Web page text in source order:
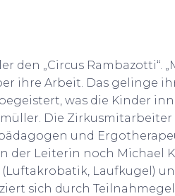
den „Circus Rambazotti“.
ihre Arbeit. Das gelinge
was die Kinder
Die
und
der Leiterin noch Michael
(Luftakrobatik, Laufkugel)
sich durch